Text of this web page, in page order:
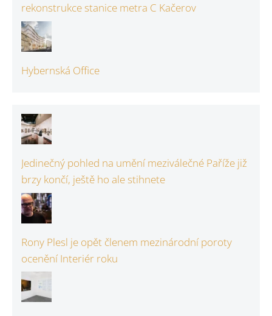
rekonstrukce stanice metra C Kačerov
Hybernská Office
Jedinečný pohled na umění meziválečné Paříže již
brzy končí, ještě ho ale stihnete
Rony Plesl je opět členem mezinárodní poroty
ocenění Interiér roku